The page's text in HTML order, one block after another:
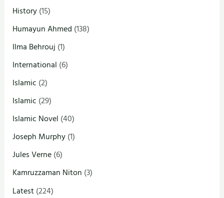
History(15)
Humayun Ahmed (138)
Ilma Behrouj (1)
International (6)
Islamic (2)
Islamic (29)
Islamic Novel (40)
Joseph Murphy(1)
Jules Verne(6)
Kamruzzaman Niton (3)
Latest(224)